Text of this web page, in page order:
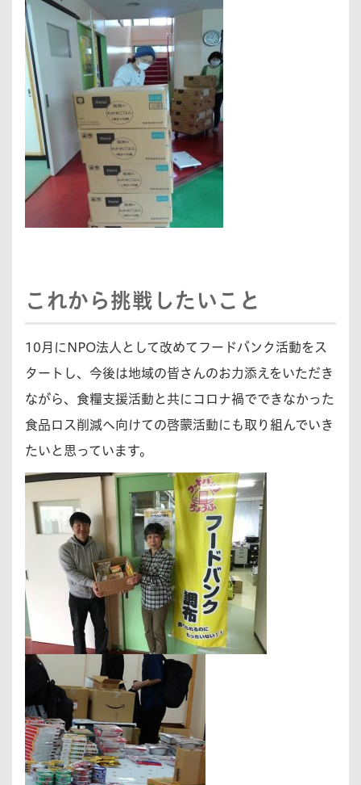
これから挑戦したいこと
10月にNPO法人として改めてフードバンク活動をス
タートし、今後は地域の皆さんのお力添えをいただき
ながら、食糧支援活動と共にコロナ禍でできなかった
食品ロス削減へ向けての啓蒙活動にも取り組んでいき
たいと思っています。